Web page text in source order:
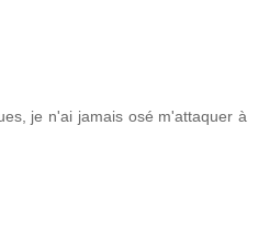
je n'ai jamais osé m'attaquer à